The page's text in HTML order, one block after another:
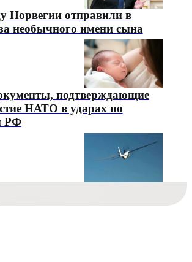
Норвегии отправили в
необычного имени сына
подтверждающие
НАТО в ударах по
РФ